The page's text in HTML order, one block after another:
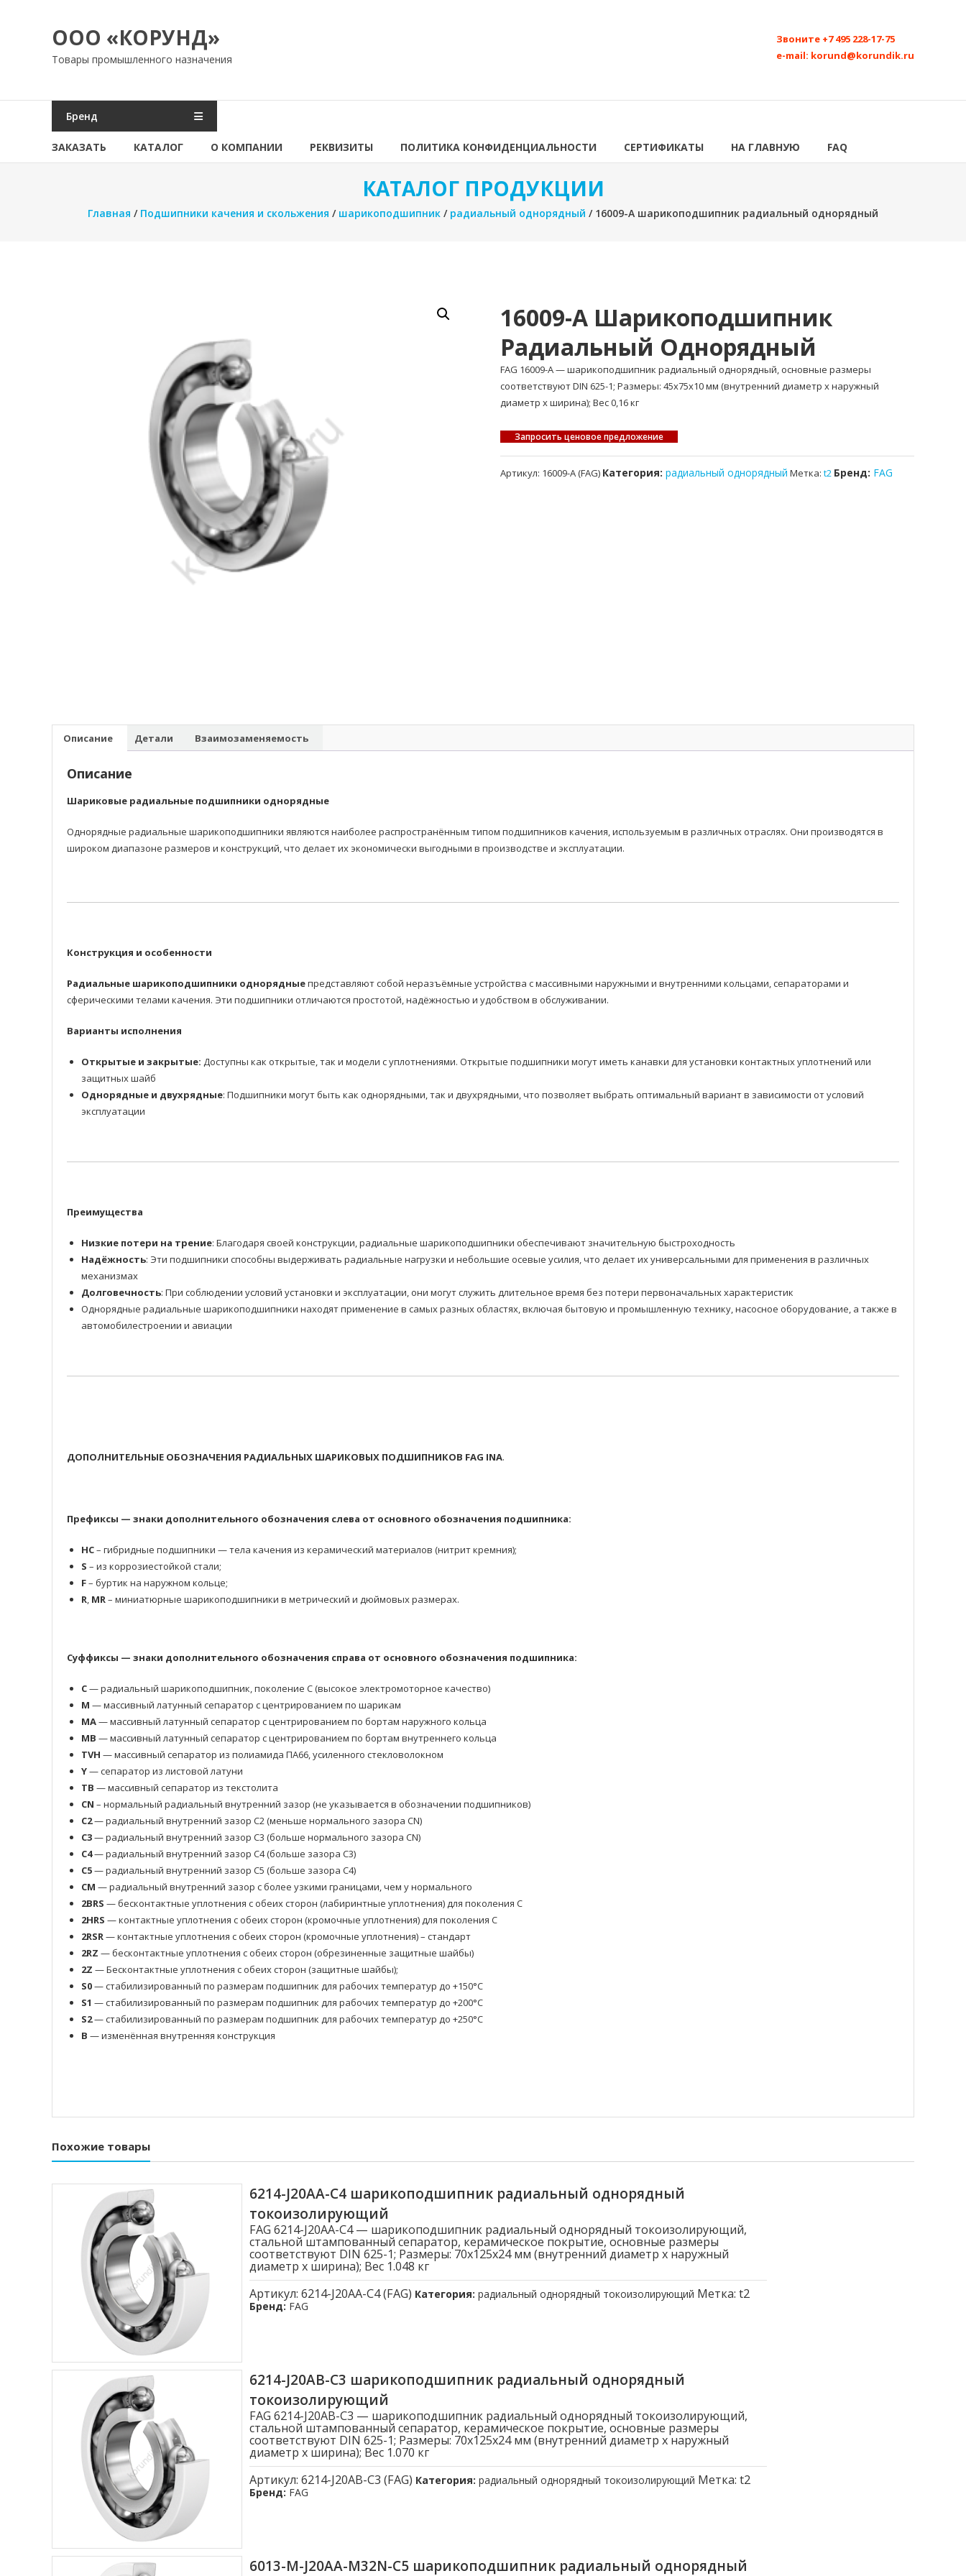
содержимомуООО «КОРУНД»
Товары промышленного назначения
Звоните +7 495 228-17-75
e-mail: korund@korundik.ru
Бренд
ЗАКАЗАТЬ КАТАЛОГ О КОМПАНИИ РЕКВИЗИТЫ ПОЛИТИКА КОНФИДЕНЦИАЛЬНОСТИ СЕРТИФИКАТЫ НА ГЛАВНУЮ FAQ
КАТАЛОГ ПРОДУКЦИИ
Главная / Подшипники качения и скольжения / шарикоподшипник / радиальный однорядный / 16009-A шарикоподшипник радиальный однорядный
16009-A Шарикоподшипник
Радиальный Однорядный
FAG 16009-A — шарикоподшипник радиальный однорядный, основные размеры
соответствуют DIN 625-1; Размеры: 45x75x10 мм (внутренний диаметр x наружный
диаметр x ширина); Вес 0,16 кг
Запросить ценовое предложение
Артикул: 16009-A (FAG) Категория: радиальный однорядный Метка: t2 Бренд: FAG
Описание Детали Взаимозаменяемость
Описание
Шариковые радиальные подшипники однорядные
Однорядные радиальные шарикоподшипники являются наиболее распространённым типом подшипников качения, используемым в различных отраслях. Они производятся в
широком диапазоне размеров и конструкций, что делает их экономически выгодными в производстве и эксплуатации.
Конструкция и особенности
Радиальные шарикоподшипники однорядныепредставляют собой неразъёмные устройства с массивными наружными и внутренними кольцами, сепараторами и
сферическими телами качения. Эти подшипники отличаются простотой, надёжностью и удобством в обслуживании.
Варианты исполнения
Открытые и закрытые: Доступны как открытые, так и модели с уплотнениями. Открытые подшипники могут иметь канавки для установки контактных уплотнений или
защитных шайб
Однорядные и двухрядные: Подшипники могут быть как однорядными, так и двухрядными, что позволяет выбрать оптимальный вариант в зависимости от условий
эксплуатации
Преимущества
Низкие потери на трение: Благодаря своей конструкции, радиальные шарикоподшипники обеспечивают значительную быстроходность
Надёжность: Эти подшипники способны выдерживать радиальные нагрузки и небольшие осевые усилия, что делает их универсальными для применения в различных
механизмах
Долговечность: При соблюдении условий установки и эксплуатации, они могут служить длительное время без потери первоначальных характеристик
Однорядные радиальные шарикоподшипники находят применение в самых разных областях, включая бытовую и промышленную технику, насосное оборудование, а также в
автомобилестроении и авиации
ДОПОЛНИТЕЛЬНЫЕ ОБОЗНАЧЕНИЯ РАДИАЛЬНЫХ ШАРИКОВЫХ ПОДШИПНИКОВ FAG INA.
Префиксы — знаки дополнительного обозначения слева от основного обозначения подшипника:
HC– гибридные подшипники — тела качения из керамический материалов (нитрит кремния);
S – из коррозиестойкой стали;
F– буртик на наружном кольце;
R, MR– миниатюрные шарикоподшипники в метрический и дюймовых размерах.
Суффиксы — знаки дополнительного обозначения справа от основного обозначения подшипника:
C— радиальный шарикоподшипник, поколение C (высокое электромоторное качество)
M — массивный латунный сепаратор с центрированием по шарикам
MA— массивный латунный сепаратор с центрированием по бортам наружного кольца
MB — массивный латунный сепаратор с центрированием по бортам внутреннего кольца
TVH — массивный сепаратор из полиамида ПА66, усиленного стекловолокном
Y— сепаратор из листовой латуни
TB — массивный сепаратор из текстолита
CN – нормальный радиальный внутренний зазор (не указывается в обозначении подшипников)
C2— радиальный внутренний зазор C2 (меньше нормального зазора CN)
C3— радиальный внутренний зазор C3 (больше нормального зазора CN)
C4— радиальный внутренний зазор C4 (больше зазора C3)
C5— радиальный внутренний зазор C5 (больше зазора C4)
CM — радиальный внутренний зазор с более узкими границами, чем у нормального
2BRS — бесконтактные уплотнения с обеих сторон (лабиринтные уплотнения) для поколения C
2HRS — контактные уплотнения с обеих сторон (кромочные уплотнения) для поколения C
2RSR— контактные уплотнения с обеих сторон (кромочные уплотнения) – стандарт
2RZ — бесконтактные уплотнения с обеих сторон (обрезиненные защитные шайбы)
2Z — Бесконтактные уплотнения с обеих сторон (защитные шайбы);
S0— стабилизированный по размерам подшипник для рабочих температур до +150°C
S1 — стабилизированный по размерам подшипник для рабочих температур до +200°C
S2— стабилизированный по размерам подшипник для рабочих температур до +250°C
B — изменённая внутренняя конструкция
Похожие товары
6214-J20AA-C4 шарикоподшипник радиальный однорядный
токоизолирующий
FAG 6214-J20AA-C4 — шарикоподшипник радиальный однорядный токоизолирующий,
стальной штампованный сепаратор, керамическое покрытие, основные размеры
соответствуют DIN 625-1; Размеры: 70x125x24 мм (внутренний диаметр x наружный
диаметр x ширина); Вес 1.048 кг
Артикул: 6214-J20AA-C4 (FAG) Категория: радиальный однорядный токоизолирующий Метка: t2
Бренд: FAG
6214-J20AB-C3 шарикоподшипник радиальный однорядный
токоизолирующий
FAG 6214-J20AB-C3 — шарикоподшипник радиальный однорядный токоизолирующий,
стальной штампованный сепаратор, керамическое покрытие, основные размеры
соответствуют DIN 625-1; Размеры: 70x125x24 мм (внутренний диаметр x наружный
диаметр x ширина); Вес 1.070 кг
Артикул: 6214-J20AB-C3 (FAG) Категория: радиальный однорядный токоизолирующий Метка: t2
Бренд: FAG
6013-M-J20AA-M32N-C5 шарикоподшипник радиальный однорядный